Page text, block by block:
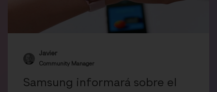
Javier
Community Manager
Samsung informará sobre el